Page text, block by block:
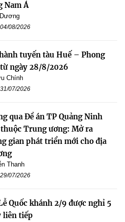
Nam Á
08/2026
tuyến tàu Huế – Phong
ngày 28/8/2026
Chính
07/2026
qua Đề án TP Quảng Ninh
Trung ương: Mở ra
gian phát triển mới cho địa
Thanh
07/2026
Quốc khánh 2/9 được nghỉ 5
liên tiếp